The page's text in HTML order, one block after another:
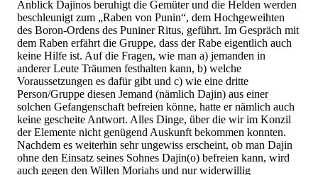
Anblick Dajinos beruhigt die Gemüter und die Helden werden
beschleunigt zum „Raben von Punin“, dem Hochgeweihten
des Boron-Ordens des Puniner Ritus, geführt. Im Gespräch mit
dem Raben erfährt die Gruppe, dass der Rabe eigentlich auch
keine Hilfe ist. Auf die Fragen, wie man a) jemanden in
anderer Leute Träumen festhalten kann, b) welche
Voraussetzungen es dafür gibt und c) wie eine dritte
Person/Gruppe diesen Jemand (nämlich Dajin) aus einer
solchen Gefangenschaft befreien könne, hatte er nämlich auch
keine gescheite Antwort. Alles Dinge, über die wir im Konzil
der Elemente nicht genügend Auskunft bekommen konnten.
Nachdem es weiterhin sehr ungewiss erscheint, ob man Dajin
ohne den Einsatz seines Sohnes Dajin(o) befreien kann, wird
auch gegen den Willen Moriahs und nur widerwillig